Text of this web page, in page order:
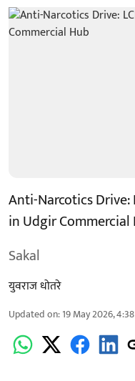
Anti-Narcotics Drive:
in Udgir Commercial
Sakal
युवराज धोतरे
Updated on:19 May 2026,